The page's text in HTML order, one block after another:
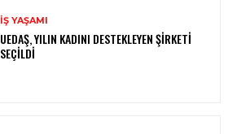
İŞ YAŞAMI
UEDAŞ, YILIN KADINI DESTEKLEYEN ŞIRKETI
SEÇILDI